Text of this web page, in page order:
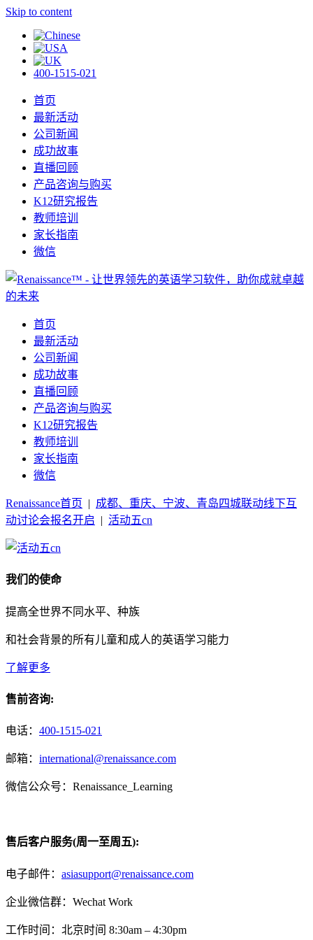
Skip to content
400-1515-021
首页
最新活动
公司新闻
成功故事
直播回顾
产品咨询与购买
K12研究报告
教师培训
家长指南
微信
首页
最新活动
公司新闻
成功故事
直播回顾
产品咨询与购买
K12研究报告
教师培训
家长指南
微信
Renaissance首页 | 成都、重庆、宁波、青岛四城联动线下互
动讨论会报名开启 | 活动五cn
我们的使命
提高全世界不同水平、种族
和社会背景的所有儿童和成人的英语学习能力
了解更多
售前咨询:
电话： 400-1515-021
邮箱： international@renaissance.com
微信公众号：Renaissance_Learning
售后客户服务(周一至周五):
电子邮件： asiasupport@renaissance.com
企业微信群：Wechat Work
工作时间：北京时间 8:30am – 4:30pm